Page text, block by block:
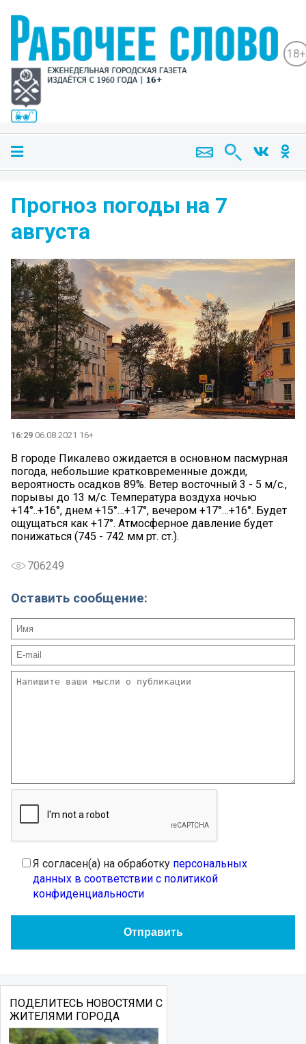
18+
Прогноз погоды на 7
августа
16:29 06.08.2021 16+
В городе Пикалево ожидается в основном пасмурная
погода, небольшие кратковременные дожди,
вероятность осадков 89%. Ветер восточный 3 - 5 м/с.,
порывы до 13 м/с. Температура воздуха ночью
+14°..+16°, днем +15°…+17°, вечером +17°…+16°. Будет
ощущаться как +17°. Атмосферное давление будет
понижаться (745 - 742 мм рт. ст.).
706249
Оставить сообщение:
Я согласен(а) на обработку персональных
данных в соответствии с политикой
конфиденциальности
ПОДЕЛИТЕСЬ НОВОСТЯМИ С
ЖИТЕЛЯМИ ГОРОДА